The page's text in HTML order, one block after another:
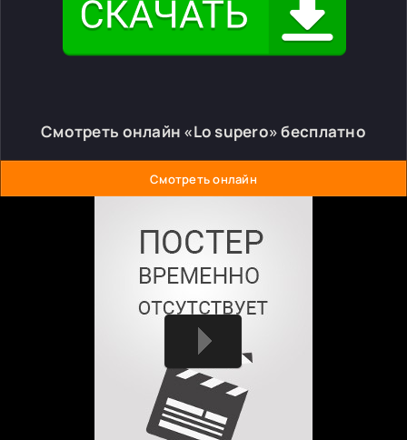
Смотреть онлайн «Lo supero» бесплатно
Смотреть онлайн